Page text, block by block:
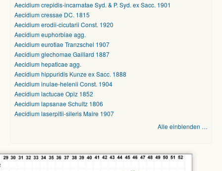
Aecidium crepidis-incarnatae Syd. & P. Syd. ex Sacc. 1901
Aecidium cressae DC. 1815
Aecidium erodii-cicutarii Const. 1920
Aecidium euphorbiae agg.
Aecidium eurotiae Tranzschel 1907
Aecidium glechomae Gaillard 1887
Aecidium hepaticae agg.
Aecidium hippuridis Kunze ex Sacc. 1888
Aecidium inulae-helenii Const. 1904
Aecidium lactucae Opiz 1852
Aecidium lapsanae Schultz 1806
Aecidium laserpitii-sileris Maire 1907
Alle einblenden …